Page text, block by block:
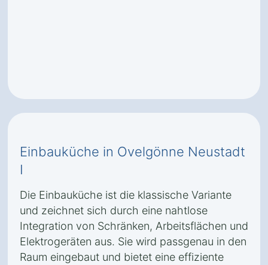
Einbauküche in Ovelgönne Neustadt
I
Die Einbauküche ist die klassische Variante
und zeichnet sich durch eine nahtlose
Integration von Schränken, Arbeitsflächen und
Elektrogeräten aus. Sie wird passgenau in den
Raum eingebaut und bietet eine effiziente